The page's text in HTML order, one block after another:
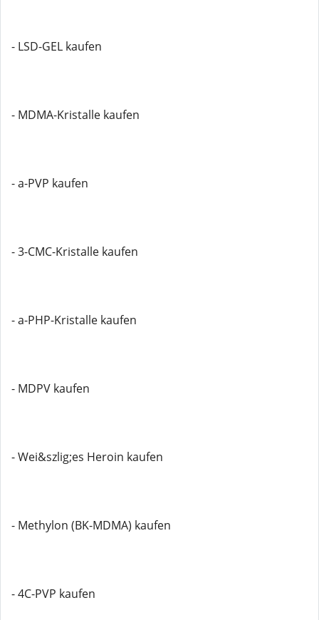
- LSD-GEL kaufen
- MDMA-Kristalle kaufen
- a-PVP kaufen
- 3-CMC-Kristalle kaufen
- a-PHP-Kristalle kaufen
- MDPV kaufen
- Wei&szlig;es Heroin kaufen
- Methylon (BK-MDMA) kaufen
- 4C-PVP kaufen